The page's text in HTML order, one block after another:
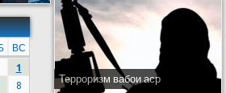
ВС
1
8
Терроризм вабои аср